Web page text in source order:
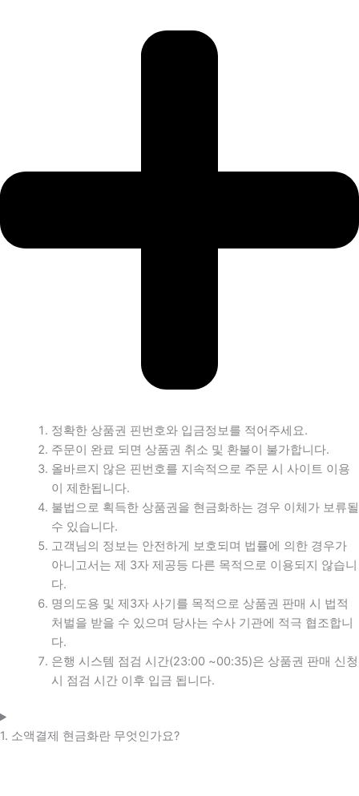
정확한 상품권 핀번호와 입금정보를 적어주세요.
주문이 완료 되면 상품권 취소 및 환불이 불가합니다.
올바르지 않은 핀번호를 지속적으로 주문 시 사이트 이용
이 제한됩니다.
불법으로 획득한 상품권을 현금화하는 경우 이체가 보류될
수 있습니다.
고객님의 정보는 안전하게 보호되며 법률에 의한 경우가
아니고서는 제 3자 제공등 다른 목적으로 이용되지 않습니
다.
명의도용 및 제3자 사기를 목적으로 상품권 판매 시 법적
처벌을 받을 수 있으며 당사는 수사 기관에 적극 협조합니
다.
은행 시스템 점검 시간(23:00 ~00:35)은 상품권 판매 신청
시 점검 시간 이후 입금 됩니다.
1. 소액결제 현금화란 무엇인가요?